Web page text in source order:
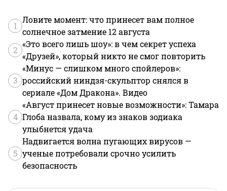
1
Ловите момент: что принесет вам полное
солнечное затмение 12 августа
2
«Это всего лишь шоу»: в чем секрет успеха
«Друзей», который никто не смог повторить
3
«Минус — слишком много спойлеров»:
российский ниндзя-скульптор снялся в
сериале «Дом Дракона». Видео
4
«Август принесет новые возможности»: Тамара
Глоба назвала, кому из знаков зодиака
улыбнется удача
5
Надвигается волна пугающих вирусов —
ученые потребовали срочно усилить
безопасность